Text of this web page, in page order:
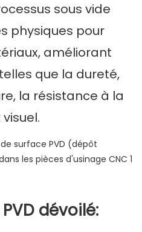
sous vide
physiques pour
améliorant
que la dureté,
la résistance à la
dévoilé: